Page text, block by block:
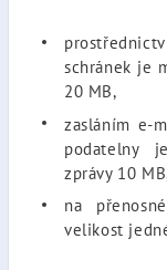
schránek je
20 MB,
zasláním e-
podatelny
zprávy 10
na
velikost